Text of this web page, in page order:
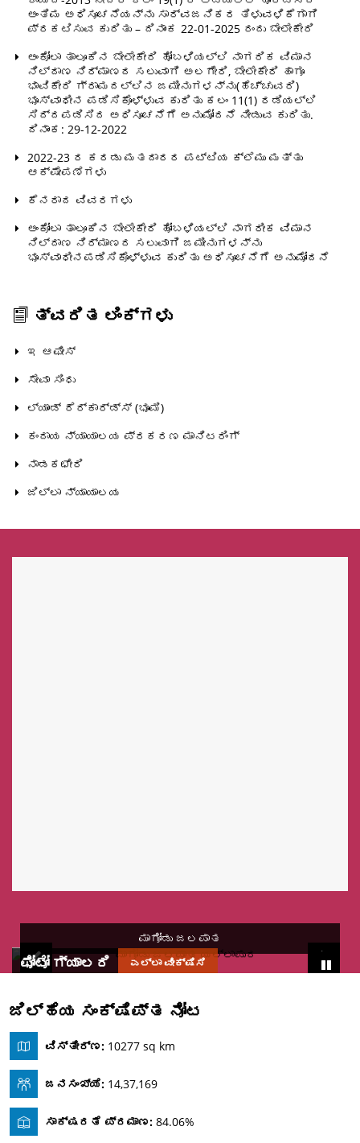
ಅಂತಿಮ ಅಧಿಸೂಚನೆಯನ್ನು ಸಾರ್ವಜನಿಕರ ತಿಳುವಳಿಕೆಗಾಗಿ
ಪ್ರಕಟಿಸುವ ಕುರಿತು – ದಿನಾಂಕ 22-01-2025 ರಂದು ಬೇಲೇಕೇರಿ
ಅಂಕೋಲಾ ತಾಲೂಕಿನ ಬೇಲೇಕೇರಿ ಹೋಬಳಿಯಲ್ಲಿ ನಾಗರಿಕ ವಿಮಾನ
ನಿಲ್ದಾಣ ನಿರ್ಮಾಣದ ಸಲುವಾಗಿ ಅಲಗೇರಿ, ಬೇಲೇಕೇರಿ ಹಾಗೂ
ಭಾವಿಕೇರಿ ಗ್ರಾಮದಲ್ಲಿನ ಜಮೀನುಗಳನ್ನು(ಹೆಚ್ಚುವರಿ)
ಭೂಸ್ವಾಧೀನ ಪಡಿಸಿಕೊಳ್ಳುವ ಕುರಿತು ಕಲಂ 11(1) ರಡಿಯಲ್ಲಿ
ಸಿದ್ದಪಡಿಸಿದ ಅಧಿಸೂಚನೆಗೆ ಅನುಮೋದನೆ ನೀಡುವ ಕುರಿತು.
ದಿನಾಂಕ: 29-12-2022
2022-23 ರ ಕರಡು ಮತದಾರರ ಪಟ್ಟಿಯ ಕ್ಲೆಮು ಮತ್ತು
ಆಕ್ಷೇಪಣೆಗಳು
ಕೆನರಾದ ವಿವರಗಳು
ಅಂಕೋಲಾ ತಾಲೂಕಿನ ಬೇಲೇಕೇರಿ ಹೋಬಳಿಯಲ್ಲಿ ನಾಗರೀಕ ವಿಮಾನ
ನಿಲ್ದಾಣ ನಿರ್ಮಾಣದ ಸಲುವಾಗಿ ಜಮೀನುಗಳನ್ನು
ಭೂಸ್ವಾಧೀನಪಡಿಸಿಕೊಳ್ಳುವ ಕುರಿತು ಅಧಿಸೂಚನೆಗೆ ಅನುಮೋದನೆ
ತ್ವರಿತ ಲಿಂಕ್ಗಳು
ಇ ಆಫೀಸ್
ಸೇವಾ ಸಿಂಧು
ಲ್ಯಾಂಡ್‌ ರೆರ್ಕಾರ್ಡ್ಸ್‌ (ಭೂಮಿ)
ಕಂದಾಯ ನ್ಯಾಯಾಲಯ ಪ್ರಕರಣ ಮಾನಿಟರಿಂಗ್
ನಾಡಕಛೇರಿ
ಜಿಲ್ಲಾ ನ್ಯಾಯಾಲಯ
ಫೋಟೋ ಗ್ಯಾಲರಿ ಎಲ್ಲಾ ವೀಕ್ಷಿಸಿ
ಮಾಗೋಡು ಜಲಪಾತ
ಜಿಲ್ಹೆಯ ಸಂಕ್ಷಿಪ್ತ ನೋಟ
ವಿಸ್ತೀರ್ಣ: 10277 sq km
ಜನಸಂಖ್ಯೆ: 14,37,169
ಸಾಕ್ಷರತೆ ಪ್ರಮಾಣ: 84.06%